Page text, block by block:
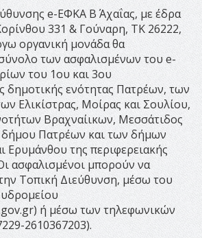
e-ΕΦΚΑ Β΄ Αχαΐας, με έδρα
331 & Γούναρη, ΤΚ 26222,
οργανική μονάδα θα
των ασφαλισμένων του e-
του 1ου και 3ου
δημοτικής ενότητας Πατρέων, των
Ελικίστρας, Μοίρας και Σουλίου,
Βραχναίικων, Μεσσάτιδος
δήμου Πατρέων και των δήμων
Ερυμάνθου της περιφερειακής
ασφαλισμένοι μπορούν να
Τοπική Διεύθυνση, μέσω του
) ή μέσω των τηλεφωνικών
2610367203).